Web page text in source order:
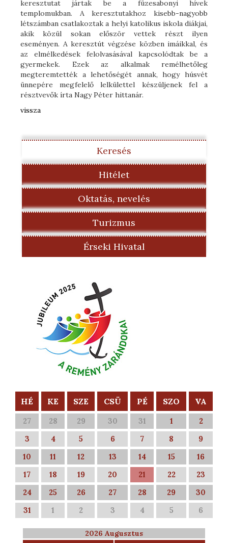
keresztutat jártak be a füzesabonyi hívek
templomukban. A keresztutakhoz kisebb-nagyobb
létszámban csatlakoztak a helyi katolikus iskola diákjai,
akik közül sokan először vettek részt ilyen
eseményen. A keresztút végzése közben imáikkal, és
az elmélkedések felolvasásával kapcsolódtak be a
gyermekek. Ezek az alkalmak remélhetőleg
megteremtették a lehetőségét annak, hogy húsvét
ünnepére megfelelő lelkülettel készüljenek fel a
résztvevők írta Nagy Péter hittanár.
vissza
Keresés
Hitélet
Oktatás, nevelés
Turizmus
Érseki Hivatal
HÉ KE SZE CSÜ PÉ SZO VA
27 28 29 30 31 1
2
3
4 5 6 7 8
9
10
11 12 13 14 15
16
17
18 19 20 21 22
23
24
25 26 27 28 29
30
31
1 2 3 4 5 6
2026 Augusztus